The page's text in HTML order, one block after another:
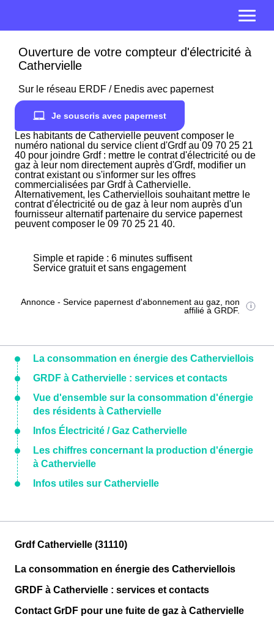
Ouverture de votre compteur d'électricité à
Cathervielle
Sur le réseau ERDF / Enedis avec papernest
Je souscris avec papernest
Les habitants de Cathervielle peuvent composer le
numéro national du service client d'Grdf au 09 70 25 21
40 pour joindre Grdf : mettre le contrat d'électricité ou de
gaz à leur nom directement auprès d'Grdf, modifier un
contrat existant ou s'informer sur les offres
commercialisées par Grdf à Cathervielle.
Alternativement, les Catherviellois souhaitant mettre le
contrat d'électricité ou de gaz à leur nom auprès d'un
fournisseur alternatif partenaire du service papernest
peuvent composer le 09 70 25 21 40.
Simple et rapide : 6 minutes suffisent
Service gratuit et sans engagement
Annonce - Service papernest d'abonnement au gaz, non
affilié à GRDF.
La consommation en énergie des Catherviellois
GRDF à Cathervielle : services et contacts
Vue d'ensemble sur la consommation d'énergie
des résidents à Cathervielle
Infos Électricité / Gaz Cathervielle
Les chiffres concernant la production d'énergie
à Cathervielle
Infos utiles sur Cathervielle
Grdf Cathervielle (31110)
La consommation en énergie des Catherviellois
GRDF à Cathervielle : services et contacts
Contact GrDF pour une fuite de gaz à Cathervielle